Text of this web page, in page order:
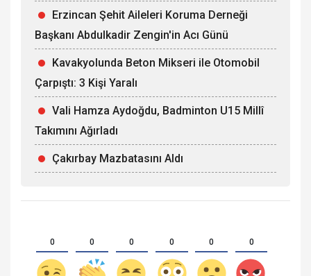
Erzincan Şehit Aileleri Koruma Derneği
Başkanı Abdulkadir Zengin'in Acı Günü
Kavakyolunda Beton Mikseri ile Otomobil
Çarpıştı: 3 Kişi Yaralı
Vali Hamza Aydoğdu, Badminton U15 Millî
Takımını Ağırladı
Çakırbay Mazbatasını Aldı
0 0 0 0 0 0